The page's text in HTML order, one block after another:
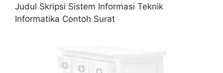
Judul Skripsi Sistem Informasi Teknik
Informatika Contoh Surat